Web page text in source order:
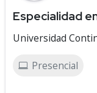
Especialidad
Universidad
Presencial